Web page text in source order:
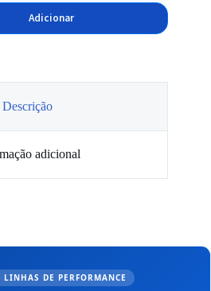
Adicionar
Descrição
adicional
DE PERFORMANCE